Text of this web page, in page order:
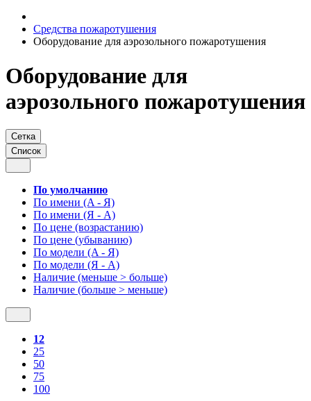
Средства пожаротушения
Оборудование для аэрозольного пожаротушения
Оборудование для
аэрозольного пожаротушения
Сетка
Список
По умолчанию
По имени (A - Я)
По имени (Я - A)
По цене (возрастанию)
По цене (убыванию)
По модели (A - Я)
По модели (Я - A)
Наличие (меньше > больше)
Наличие (больше > меньше)
12
25
50
75
100